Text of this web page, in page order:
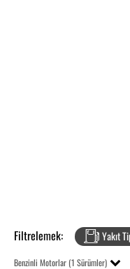
Filtrelemek: Yakıt
Benzinli Motorlar (1 Sürümler)